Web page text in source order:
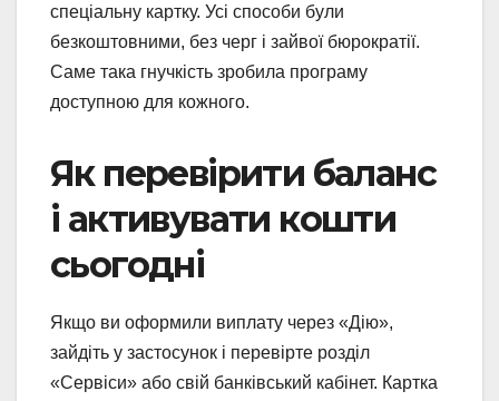
спеціальну картку. Усі способи були
безкоштовними, без черг і зайвої бюрократії.
Саме така гнучкість зробила програму
доступною для кожного.
Як перевірити баланс
і активувати кошти
сьогодні
Якщо ви оформили виплату через «Дію»,
зайдіть у застосунок і перевірте розділ
«Сервіси» або свій банківський кабінет. Картка